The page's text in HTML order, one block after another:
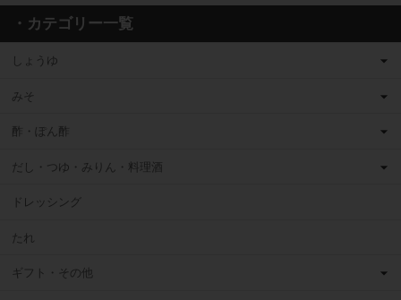
・カテゴリー一覧
しょうゆ
みそ
酢・ぽん酢
だし・つゆ・みりん・料理酒
ドレッシング
たれ
ギフト・その他